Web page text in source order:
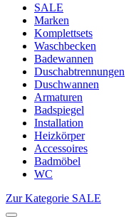
SALE
Marken
Komplettsets
Waschbecken
Badewannen
Duschabtrennungen
Duschwannen
Armaturen
Badspiegel
Installation
Heizkörper
Accessoires
Badmöbel
WC
Zur Kategorie SALE